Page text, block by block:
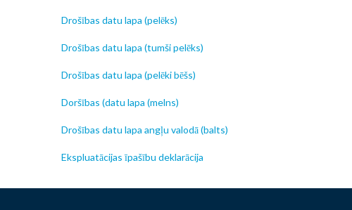
Drošības datu lapa (pelēks)
Drošības datu lapa (tumši pelēks)
Drošības datu lapa (pelēki bēšs)
Doršības (datu lapa (melns)
Drošības datu lapa angļu valodā (balts)
Ekspluatācijas īpašību deklarācija